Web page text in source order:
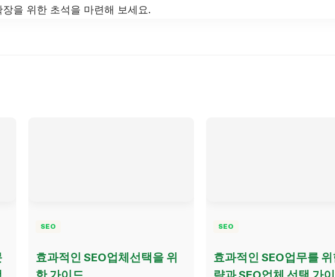
장을 위한 초석을 마련해 보세요.
SEO
효과적인 SEO업체선택을 위
SEO
효과적인 SEO업무를 위